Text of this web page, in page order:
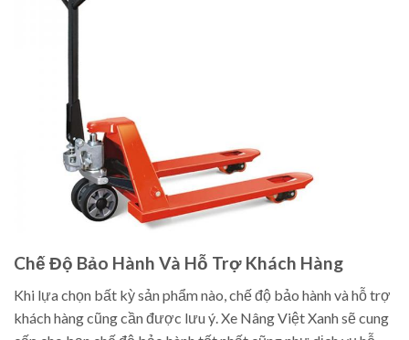
Chế Độ Bảo Hành Và Hỗ Trợ Khách Hàng
Khi lựa chọn bất kỳ sản phẩm nào, chế độ bảo hành và hỗ trợ
khách hàng cũng cần được lưu ý. Xe Nâng Việt Xanh sẽ cung